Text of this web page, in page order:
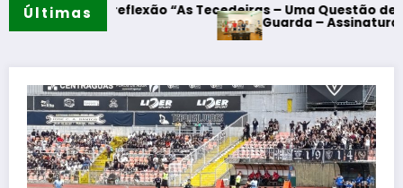
Últimas“As Tecedeiras – Uma Questão de Mulheres e de
Guarda – Assinatura dos